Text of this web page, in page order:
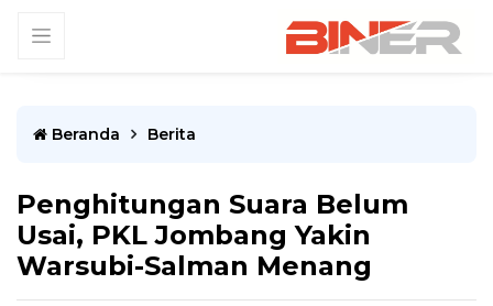
Beranda Berita
Penghitungan Suara Belum
Usai, PKL Jombang Yakin
Warsubi-Salman Menang